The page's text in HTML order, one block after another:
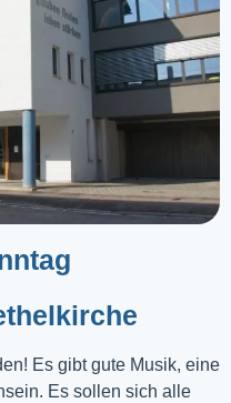
Es gibt gute Musik, eine
Es sollen sich alle